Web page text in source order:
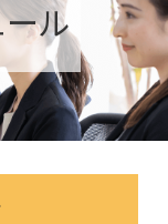
ール